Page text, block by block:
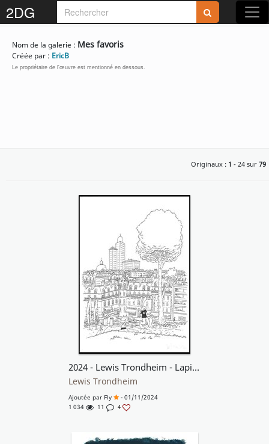
2DG Rejoignez-nous sur 2DG !
S'inscrire
Nom de la galerie : Mes favoris
Créée par : EricB
Le propriétaire de l'œuvre est mentionné en dessous.
Originaux : 1 - 24 sur 79
2024 - Lewis Trondheim - Lapinot et Richard en ballade au parc
Lewis Trondheim
Ajoutée par Fly
- 01/11/2024
1 034
11 4